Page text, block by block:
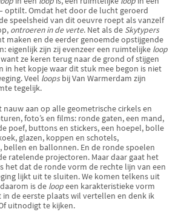
optilt. Omdat het door de lucht geroerd
speelsheid van dit oeuvre roept als vanzelf
ontroeren in de verte. Net als de Skytypers
maken en de eerder genoemde opstijgende
eigenlijk zijn zij evenzeer een ruimtelijke loop
ze keren terug naar de grond of stijgen
in het kopje waar dit stuk mee begon is niet
Veel loops bij Van Warmerdam zijn
tegelijk.
aan op alle geometrische cirkels en
foto’s en films: ronde gaten, een mand,
poef, buttons en stickers, een hoepel, bolle
glazen, koppen en schotels,
bellen en ballonnen. En de ronde spoelen
ratelende projectoren. Maar daar gaat het
het dat de ronde vorm de rechte lijn van een
lijkt uit te sluiten. We komen telkens uit
is de loopeen karakteristieke vorm
de eerste plaats wil vertellen en denk ik
uitnodigt te kijken.